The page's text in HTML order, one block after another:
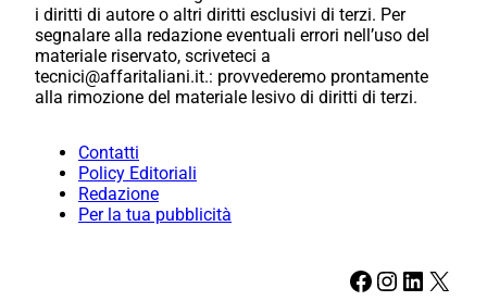
i diritti di autore o altri diritti esclusivi di terzi. Per
segnalare alla redazione eventuali errori nell’uso del
materiale riservato, scriveteci a
tecnici@affaritaliani.it.: provvederemo prontamente
alla rimozione del materiale lesivo di diritti di terzi.
Contatti
Policy Editoriali
Redazione
Per la tua pubblicità
Facebook Instagram LinkedIn X